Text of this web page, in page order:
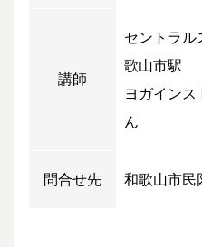
講師
セントラ
歌山市駅
ヨガインス
ん
問合せ先 和歌山市民